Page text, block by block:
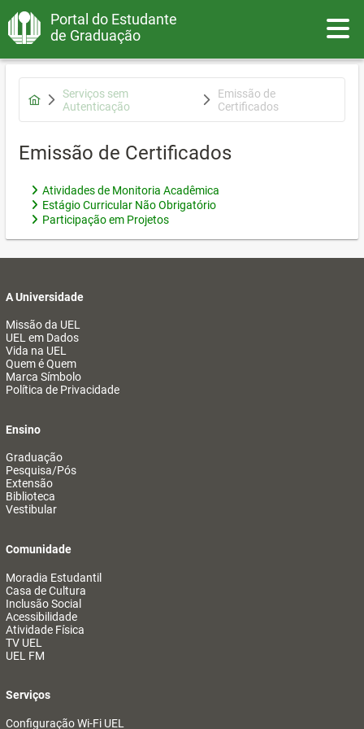
Portal do Estudante
de Graduação
Serviços sem
Autenticação
Emissão de
Certificados
Emissão de Certificados
Atividades de Monitoria Acadêmica
Estágio Curricular Não Obrigatório
Participação em Projetos
A Universidade
Missão da UEL
UEL em Dados
Vida na UEL
Quem é Quem
Marca Símbolo
Política de Privacidade
Ensino
Graduação
Pesquisa/Pós
Extensão
Biblioteca
Vestibular
Comunidade
Moradia Estudantil
Casa de Cultura
Inclusão Social
Acessibilidade
Atividade Física
TV UEL
UEL FM
Serviços
Configuração Wi-Fi UEL